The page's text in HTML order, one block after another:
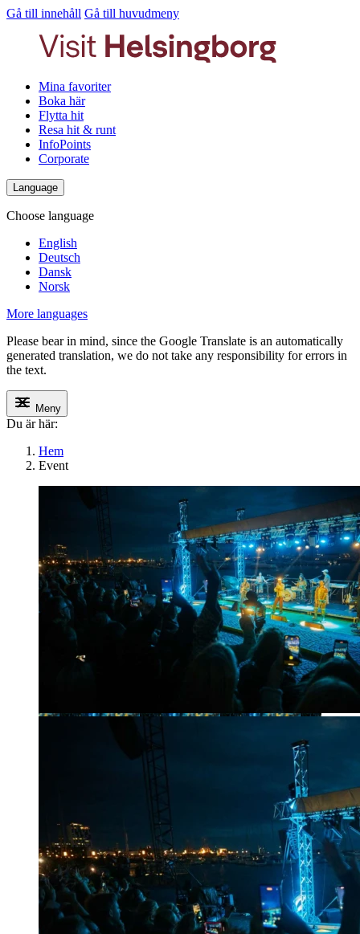
Gå till innehåll Gå till huvudmeny
Mina favoriter
Boka här
Flytta hit
Resa hit & runt
InfoPoints
Corporate
Language
Choose language
English
Deutsch
Dansk
Norsk
More languages
Please bear in mind, since the Google Translate is an automatically
generated translation, we do not take any responsibility for errors in
the text.
Meny
Du är här:
Hem
Event